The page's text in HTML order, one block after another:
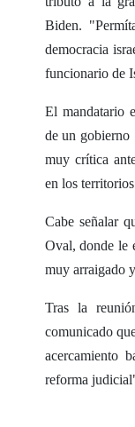
Biden.
democracia
funcionario de
El mandatario
de un gobierno
muy crítica
en los
Cabe señalar
Oval, donde le
muy arraigado
Tras la
comunicado
acercamiento
reforma